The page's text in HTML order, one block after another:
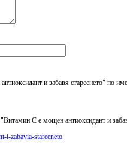
и забавя стареенето" по
С е мощен антиоксидант и
i-zabavia-stareeneto